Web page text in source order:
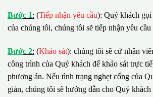
Bước 1: (Tiếp nhận yêu cầu): Quý khách gọi
của chúng tôi, chúng tôi sẽ tiếp nhận yêu
Bước 2: (Khảo sát): chúng tôi sẽ cử nhân
công trình của Quý khách để khảo sát trực
phương án. Nếu tình trạng nghẹt cống của
giản, chúng tôi sẽ hướng dẫn cho Quý